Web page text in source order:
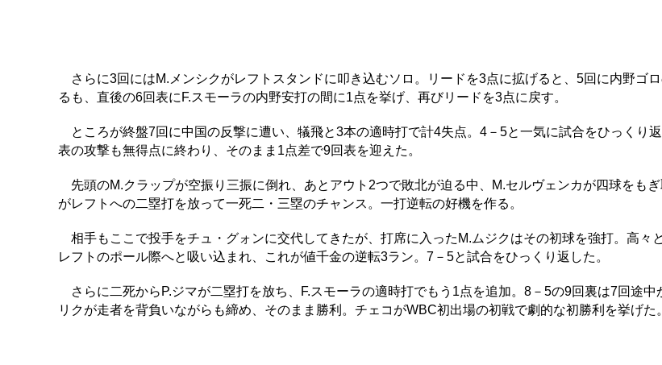
さらに3回にはM.メンシクがレフトスタンドに叩き込むソロ。リードを3点に拡げると、5回に内野ゴ
るも、直後の6回表にF.スモーラの内野安打の間に1点を挙げ、再びリードを3点に戻す。
ところが終盤7回に中国の反撃に遭い、犠飛と3本の適時打で計4失点。4－5と一気に試合をひっくり
表の攻撃も無得点に終わり、そのまま1点差で9回表を迎えた。
先頭のM.クラップが空振り三振に倒れ、あとアウト2つで敗北が迫る中、M.セルヴェンカが四球をも
がレフトへの二塁打を放って一死二・三塁のチャンス。一打逆転の好機を作る。
相手もここで投手をチュ・グォンに交代してきたが、打席に入ったM.ムジクはその初球を強打。高々
レフトのポール際へと吸い込まれ、これが値千金の逆転3ラン。7－5と試合をひっくり返した。
さらに二死からP.ジマが二塁打を放ち、F.スモーラの適時打でもう1点を追加。8－5の9回裏は7回途中
リクが走者を背負いながらも締め、そのまま勝利。チェコがWBC初出場の初戦で劇的な初勝利を挙げた。